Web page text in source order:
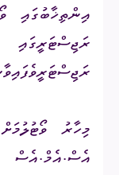
އިންތިޚާބުގައި
މިހާރު